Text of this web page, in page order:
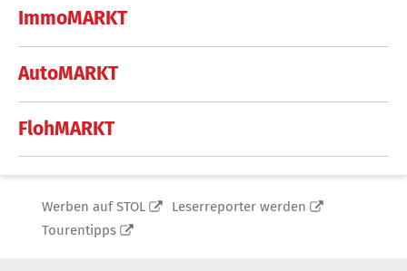
ImmoMARKT
AutoMARKT
FlohMARKT
Werben auf STOL
Leserreporter werden
Tourentipps